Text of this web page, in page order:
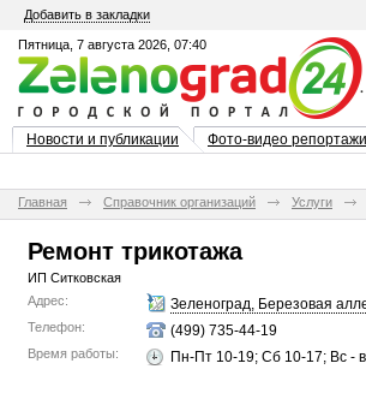
Добавить в закладки
Пятница, 7 августа 2026, 07:40
Новости и публикации Фото-видео репортажи
Главная Справочник организаций Услуги
Ремонт трикотажа
ИП Ситковская
Адрес:
Зеленоград, Березовая
Телефон: (499) 735-44-19
Время работы: Пн-Пт 10-19; Сб 10-17; Вс -